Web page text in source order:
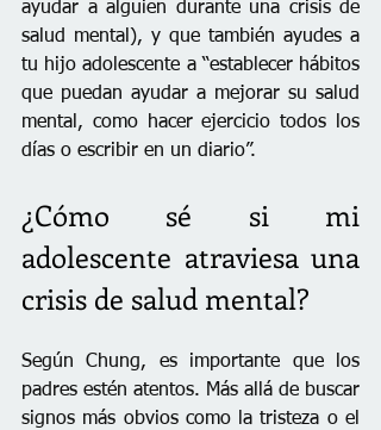
ayudar a alguien durante una crisis de
salud mental), y que también ayudes a
tu hijo adolescente a “establecer hábitos
que puedan ayudar a mejorar su salud
mental, como hacer ejercicio todos los
días o escribir en un diario”.
¿Cómo sé si mi
adolescente atraviesa una
crisis de salud mental?
Según Chung, es importante que los
padres estén atentos. Más allá de buscar
signos más obvios como la tristeza o el